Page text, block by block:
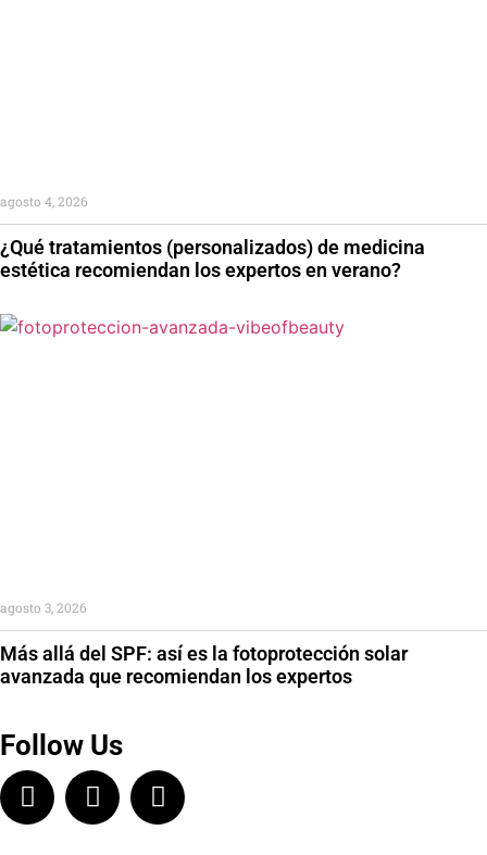
¿Qué tratamientos (personalizados) de medicina
estética recomiendan los expertos en verano?
agosto 4, 2026
Más allá del SPF: así es la fotoprotección solar
avanzada que recomiendan los expertos
agosto 3, 2026
Follow Us